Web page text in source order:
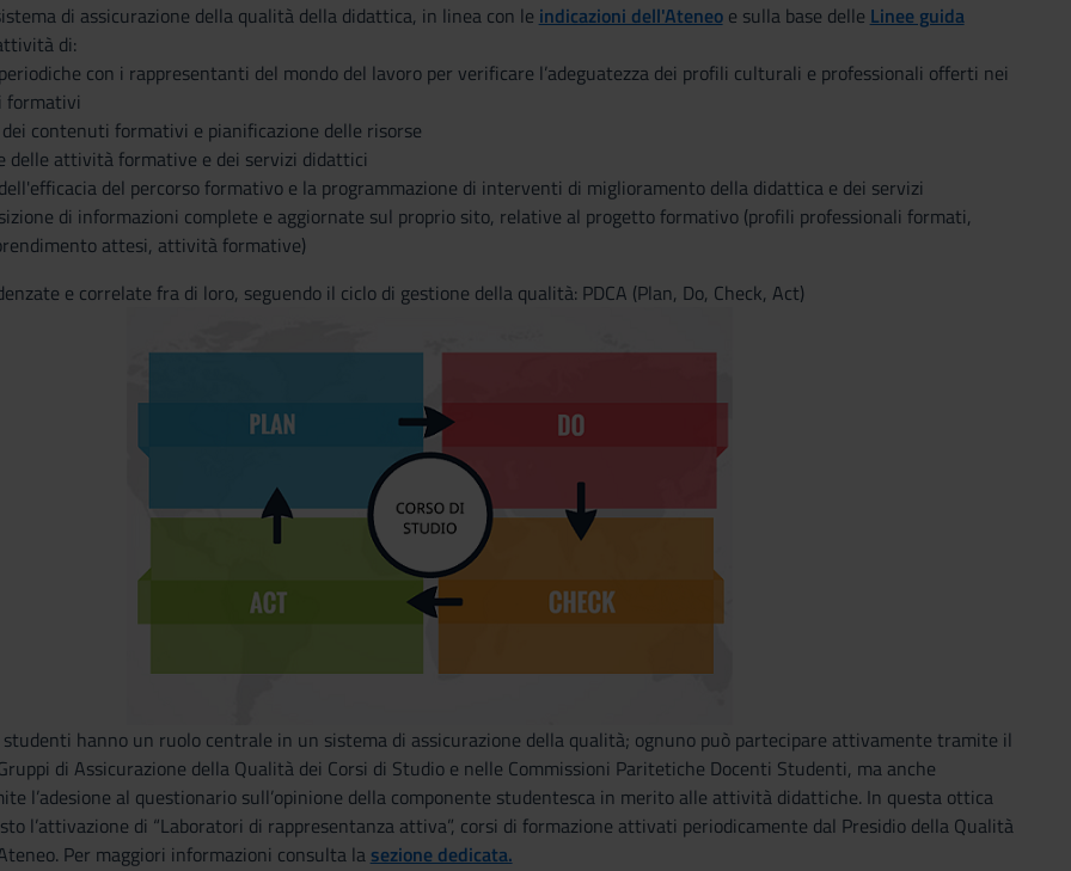
di assicurazione della qualità della didattica, in linea con le indicazioni dell'Ateneoe sulla base delle Linee guida
di:
con i rappresentanti del mondo del lavoro per verificare l’adeguatezza dei profili culturali e professionali offerti nei
formativi
contenuti formativi e pianificazione delle risorse
delle attività formative e dei servizi didattici
del percorso formativo e la programmazione di interventi di miglioramento della didattica e dei servizi
di informazioni complete e aggiornate sul proprio sito, relative al progetto formativo (profili professionali formati,
attesi, attività formative)
e correlate fra di loro, seguendo il ciclo di gestione della qualità: PDCA (Plan, Do, Check, Act)
hanno un ruolo centrale in un sistema di assicurazione della qualità; ognuno può partecipare attivamente tramite il
di Assicurazione della Qualità dei Corsi di Studio e nelle Commissioni Paritetiche Docenti Studenti, ma anche
l’adesione al questionario sull’opinione della componente studentesca in merito alle attività didattiche. In questa ottica
l’attivazione di “Laboratori di rappresentanza attiva”, corsi di formazione attivati periodicamente dal Presidio della Qualità
Per maggiori informazioni consulta la sezione dedicata.